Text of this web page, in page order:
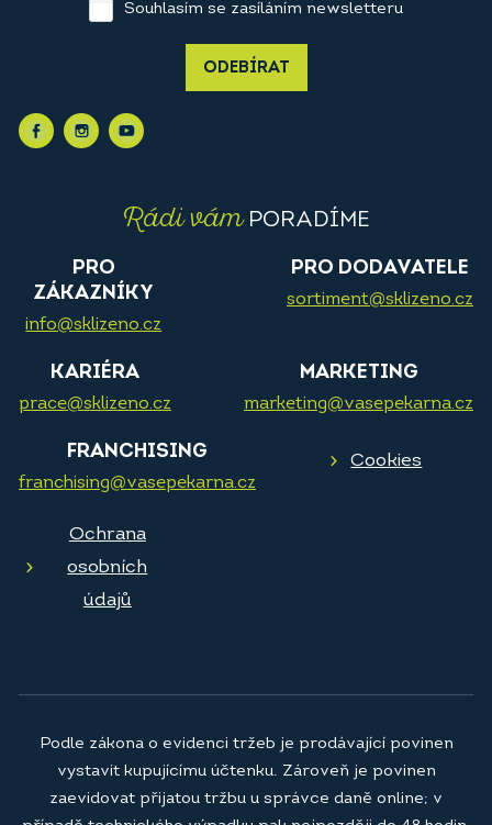
Souhlasím se zasíláním newsletteru
ODEBÍRAT
Rádi vámPORADÍME
PRO
ZÁKAZNÍKY
info@sklizeno.cz
PRO DODAVATELE
sortiment@sklizeno.cz
KARIÉRA
prace@sklizeno.cz
MARKETING
marketing@vasepekarna.cz
FRANCHISING
franchising@vasepekarna.cz
Cookies
Ochrana
osobních
údajů
Podle zákona o evidenci tržeb je prodávající povinen
vystavit kupujícímu účtenku. Zároveň je povinen
zaevidovat přijatou tržbu u správce daně online; v